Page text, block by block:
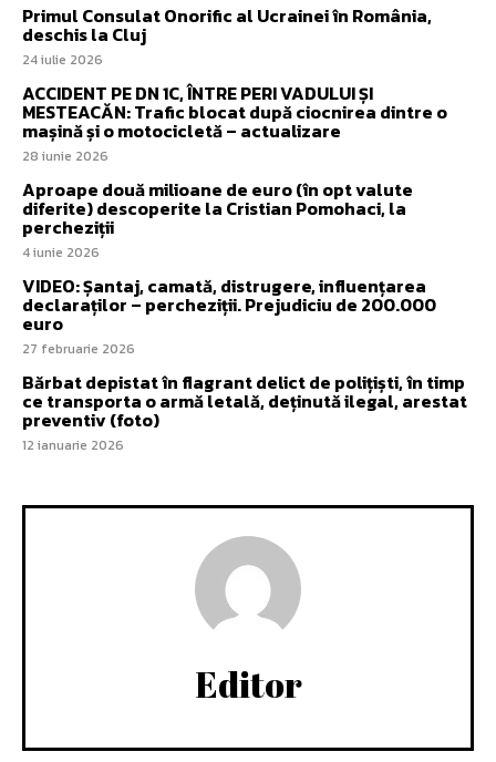
Primul Consulat Onorific al Ucrainei în România,
deschis la Cluj
24 iulie 2026
ACCIDENT PE DN 1C, ÎNTRE PERI VADULUI ȘI
MESTEACĂN: Trafic blocat după ciocnirea dintre o
mașină și o motocicletă – actualizare
28 iunie 2026
Aproape două milioane de euro (în opt valute
diferite) descoperite la Cristian Pomohaci, la
percheziții
4 iunie 2026
VIDEO: Șantaj, camată, distrugere, influențarea
declaraților – percheziții. Prejudiciu de 200.000
euro
27 februarie 2026
Bărbat depistat în flagrant delict de polițiști, în timp
ce transporta o armă letală, deținută ilegal, arestat
preventiv (foto)
12 ianuarie 2026
Editor